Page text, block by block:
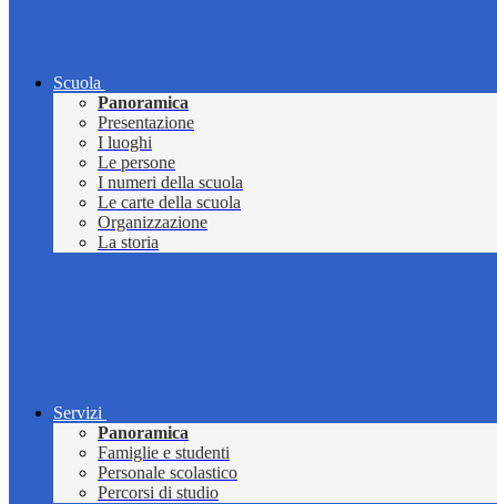
Scuola
Panoramica
Presentazione
I luoghi
Le persone
I numeri della scuola
Le carte della scuola
Organizzazione
La storia
Servizi
Panoramica
Famiglie e studenti
Personale scolastico
Percorsi di studio